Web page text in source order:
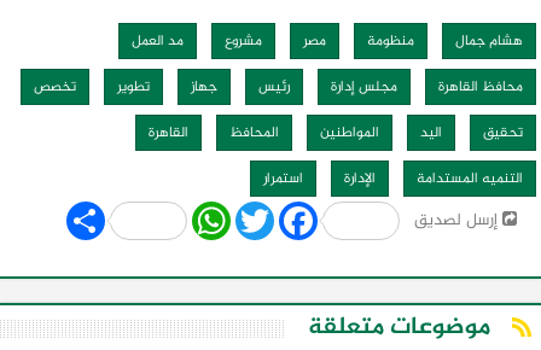
هشام جمال منظومة مصر مشروع
مد العمل
محافظ القاهرة
مجلس إدارة رئيس جهاز تطوير
تخصص
تحقيق
اليد المواطنين المحافظ
القاهرة
التنميه المستدامة
الإدارة استمرار
إرسل لصديق Share WhatsApp
Twitter Facebook
موضوعات متعلقة